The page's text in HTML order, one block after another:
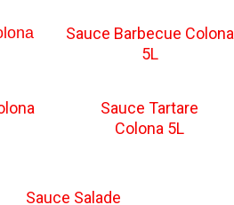
Sauce Barbecue Colona
5L
Sauce Tartare
Colona 5L
Sauce Salade